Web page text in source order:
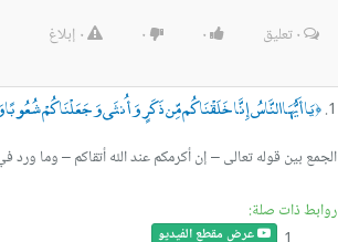
٠تعليق ٠ ٠ ٠ إبلاغ
﴿يَا أَيُّهَا النَّاسُ إِنَّا خَلَقْنَاكُم مِّن ذَكَرٍ وَأُنثَى وَجَعَلْنَاكُمْ شُعُوبًا
الجمع بين قوله تعالى – إن أكرمكم عند الله أتقاكم – وما
روابط ذات صلة:
عرض مقطع الفيديو